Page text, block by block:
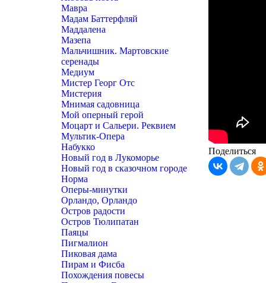
Мавра
Мадам Баттерфляй
Маддалена
Мазепа
Мальчишник. Мартовские
серенады
Медиум
Мистер Георг Отс
Мистерия
Мнимая садовница
Мой оперный герой
Моцарт и Сальери. Реквием
Мультик-Опера
Набукко
Новый год в Лукоморье
Новый год в сказочном городе
Норма
Оперы-минутки
Орландо, Орландо
Остров радости
Остров Тюлипатан
Паяцы
Пигмалион
Пиковая дама
Пирам и Фисба
Похождения повесы
Поделиться